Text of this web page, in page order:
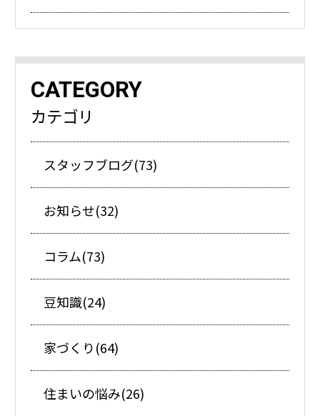
CATEGORY
カテゴリ
スタッフブログ(73)
お知らせ(32)
コラム(73)
豆知識(24)
家づくり(64)
住まいの悩み(26)